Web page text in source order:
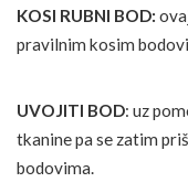
KOSI RUBNI BOD:
pravilnim kosim
UVOJITI BOD: uz
tkanine pa se zatim
bodovima.